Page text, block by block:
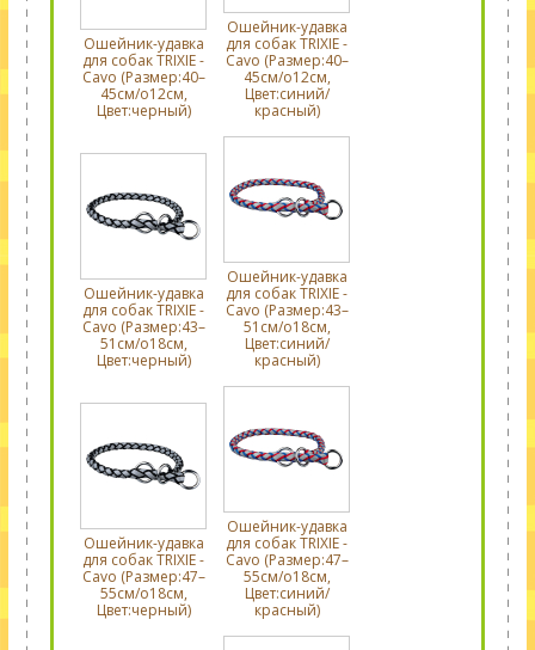
Ошейник-удавка
для собак TRIXIE -
Cavo (Размер:40–
45см/o12см,
Цвет:черный)
Ошейник-удавка
для собак TRIXIE -
Cavo (Размер:40–
45см/o12см,
Цвет:синий/
красный)
Ошейник-удавка
для собак TRIXIE -
Cavo (Размер:43–
51см/o18см,
Цвет:черный)
Ошейник-удавка
для собак TRIXIE -
Cavo (Размер:43–
51см/o18см,
Цвет:синий/
красный)
Ошейник-удавка
для собак TRIXIE -
Cavo (Размер:47–
55см/o18см,
Цвет:черный)
Ошейник-удавка
для собак TRIXIE -
Cavo (Размер:47–
55см/o18см,
Цвет:синий/
красный)